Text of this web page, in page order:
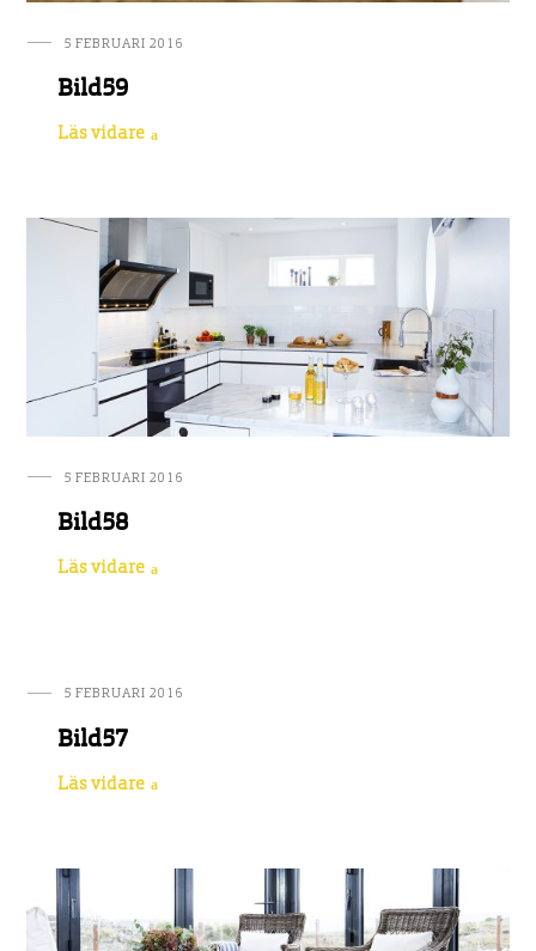
5 FEBRUARI 2016
Bild59
Läs vidare
5 FEBRUARI 2016
Bild58
Läs vidare
5 FEBRUARI 2016
Bild57
Läs vidare